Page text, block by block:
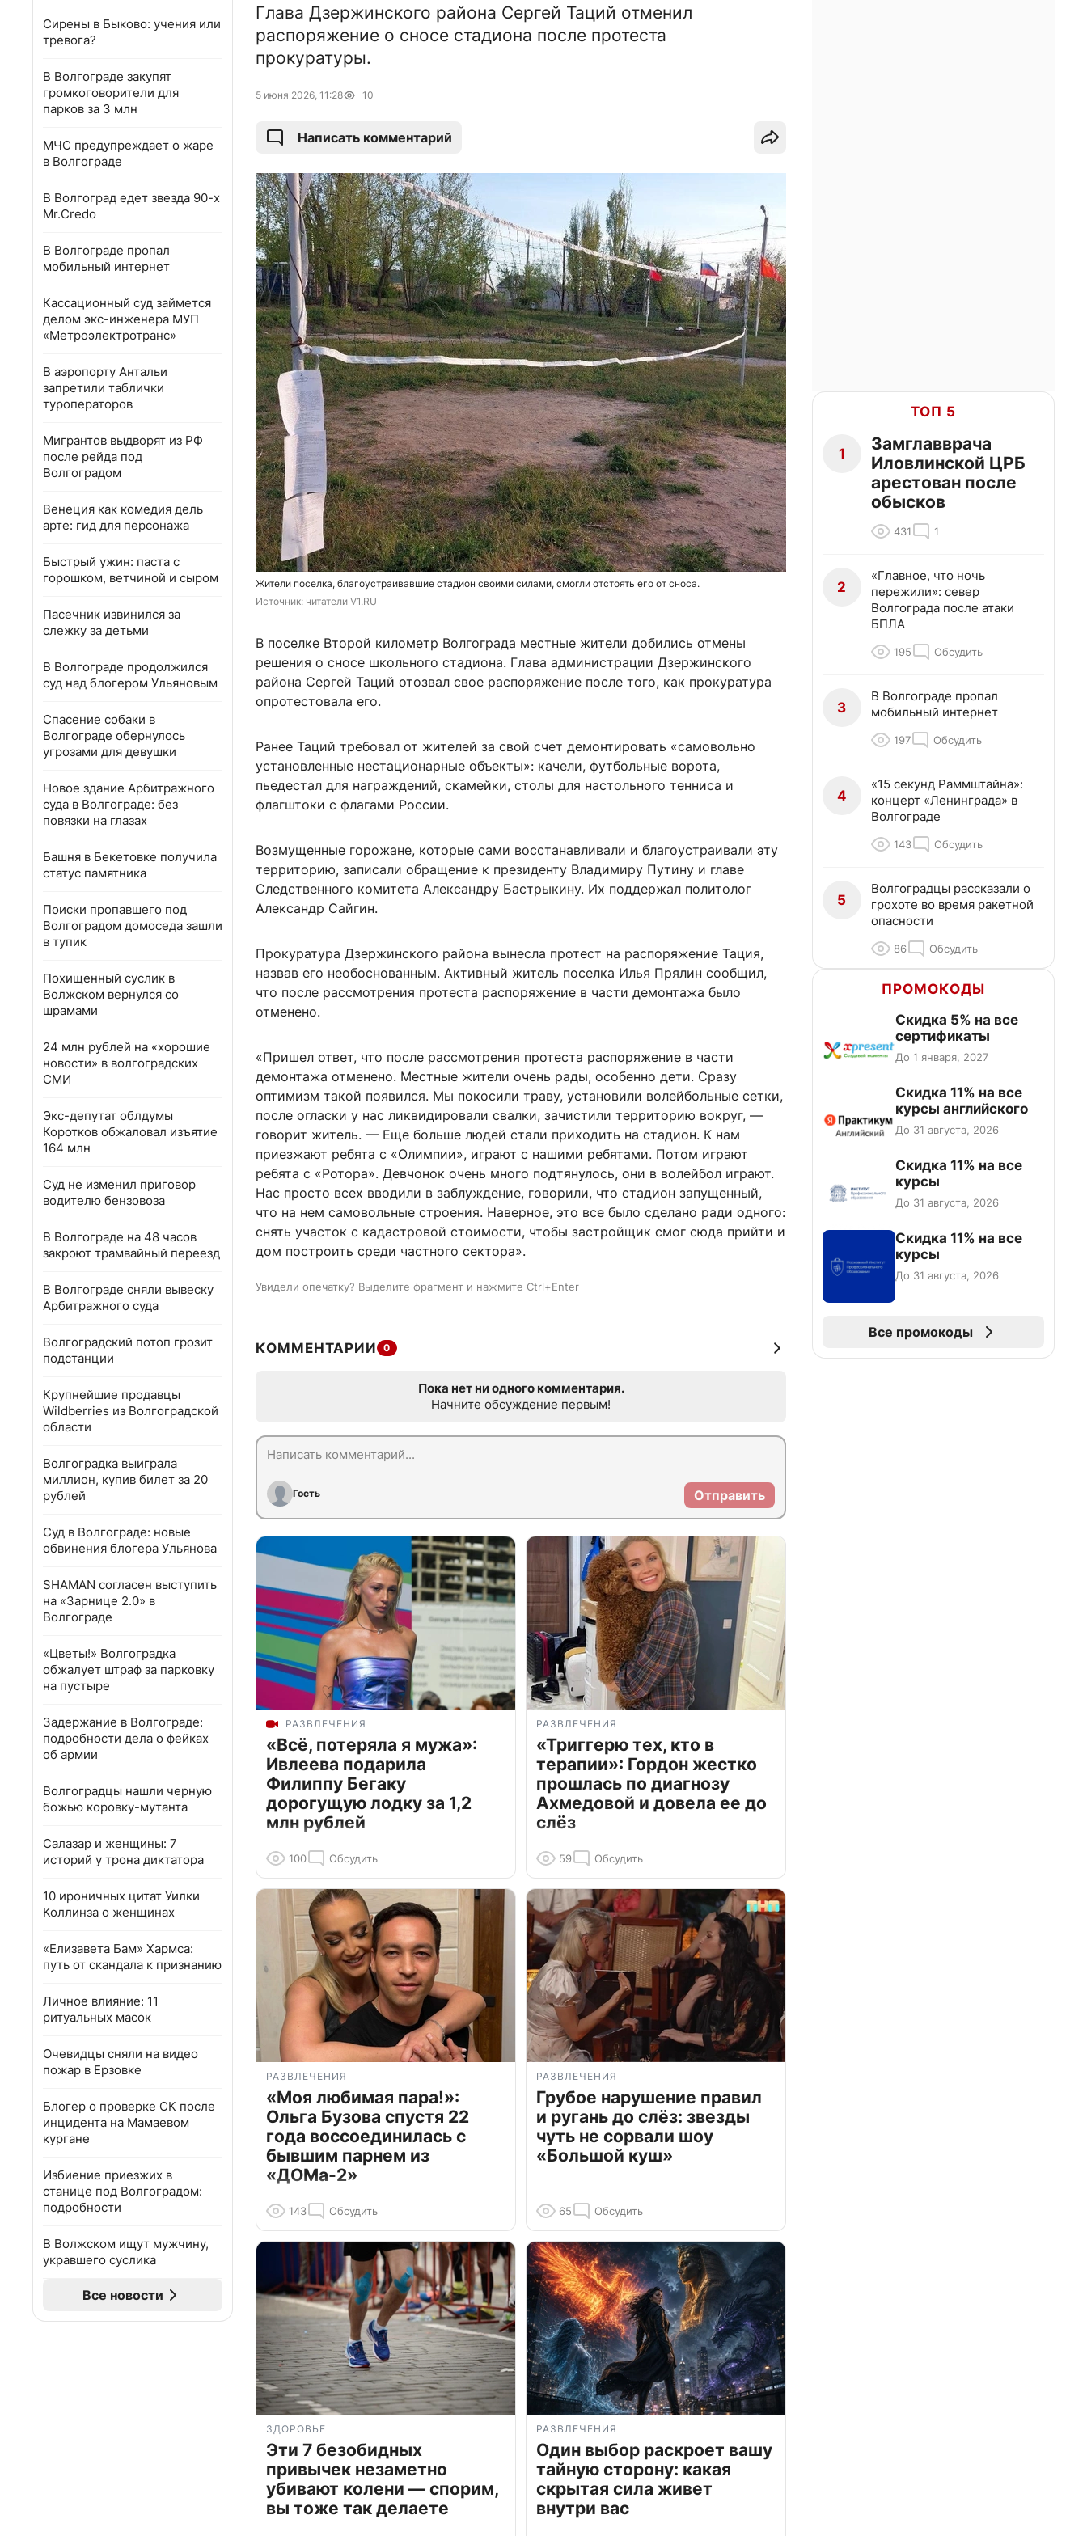
Сирены в Быково: учения или
тревога?
В Волгограде закупят
громкоговорители для
парков за 3 млн
МЧС предупреждает о жаре
в Волгограде
В Волгоград едет звезда 90-х
Mr.Credo
В Волгограде пропал
мобильный интернет
Кассационный суд займется
делом экс-инженера МУП
«Метроэлектротранс»
В аэропорту Антальи
запретили таблички
туроператоров
Мигрантов выдворят из РФ
после рейда под
Волгоградом
Венеция как комедия дель
арте: гид для персонажа
Быстрый ужин: паста с
горошком, ветчиной и сыром
Пасечник извинился за
слежку за детьми
В Волгограде продолжился
суд над блогером Ульяновым
Спасение собаки в
Волгограде обернулось
угрозами для девушки
Новое здание Арбитражного
суда в Волгограде: без
повязки на глазах
Башня в Бекетовке получила
статус памятника
Поиски пропавшего под
Волгоградом домоседа зашли
в тупик
Похищенный суслик в
Волжском вернулся со
шрамами
24 млн рублей на «хорошие
новости» в волгоградских
СМИ
Экс-депутат облдумы
Коротков обжаловал изъятие
164 млн
Суд не изменил приговор
водителю бензовоза
В Волгограде на 48 часов
закроют трамвайный переезд
В Волгограде сняли вывеску
Арбитражного суда
Волгоградский потоп грозит
подстанции
Крупнейшие продавцы
Wildberries из Волгоградской
области
Волгоградка выиграла
миллион, купив билет за 20
рублей
Суд в Волгограде: новые
обвинения блогера Ульянова
SHAMAN согласен выступить
на «Зарнице 2.0» в
Волгограде
«Цветы!» Волгоградка
обжалует штраф за парковку
на пустыре
Задержание в Волгограде:
подробности дела о фейках
об армии
Волгоградцы нашли черную
божью коровку-мутанта
Салазар и женщины: 7
историй у трона диктатора
10 ироничных цитат Уилки
Коллинза о женщинах
«Елизавета Бам» Хармса:
путь от скандала к признанию
Личное влияние: 11
ритуальных масок
Очевидцы сняли на видео
пожар в Ерзовке
Блогер о проверке СК после
инцидента на Мамаевом
кургане
Избиение приезжих в
станице под Волгоградом:
подробности
В Волжском ищут мужчину,
укравшего суслика
Все новости
Глава Дзержинского района Сергей Таций отменил
распоряжение о сносе стадиона после протеста
прокуратуры.
5 июня 2026, 11:28 10
Написать комментарий
Жители поселка, благоустраивавшие стадион своими силами, смогли отстоять его от сноса.
Источник: читатели V1.RU
В поселке Второй километр Волгограда местные жители добились отмены
решения о сносе школьного стадиона. Глава администрации Дзержинского
района Сергей Таций отозвал свое распоряжение после того, как прокуратура
опротестовала его.
Ранее Таций требовал от жителей за свой счет демонтировать «самовольно
установленные нестационарные объекты»: качели, футбольные ворота,
пьедестал для награждений, скамейки, столы для настольного тенниса и
флагштоки с флагами России.
Возмущенные горожане, которые сами восстанавливали и благоустраивали эту
территорию, записали обращение к президенту Владимиру Путину и главе
Следственного комитета Александру Бастрыкину. Их поддержал политолог
Александр Сайгин.
Прокуратура Дзержинского района вынесла протест на распоряжение Тация,
назвав его необоснованным. Активный житель поселка Илья Прялин сообщил,
что после рассмотрения протеста распоряжение в части демонтажа было
отменено.
«Пришел ответ, что после рассмотрения протеста распоряжение в части
демонтажа отменено. Местные жители очень рады, особенно дети. Сразу
оптимизм такой появился. Мы покосили траву, установили волейбольные сетки,
после огласки у нас ликвидировали свалки, зачистили территорию вокруг, —
говорит житель. — Еще больше людей стали приходить на стадион. К нам
приезжают ребята с «Олимпии», играют с нашими ребятами. Потом играют
ребята с «Ротора». Девчонок очень много подтянулось, они в волейбол играют.
Нас просто всех вводили в заблуждение, говорили, что стадион запущенный,
что на нем самовольные строения. Наверное, это все было сделано ради одного:
снять участок с кадастровой стоимости, чтобы застройщик смог сюда прийти и
дом построить среди частного сектора».
Увидели опечатку? Выделите фрагмент и нажмите Ctrl+Enter
КОММЕНТАРИИ 0
Пока нет ни одного комментария.
Начните обсуждение первым!
Гость Отправить
РАЗВЛЕЧЕНИЯ
«Всё, потеряла я мужа»:
Ивлеева подарила
Филиппу Бегаку
дорогущую лодку за 1,2
млн рублей
100 Обсудить
РАЗВЛЕЧЕНИЯ
«Триггерю тех, кто в
терапии»: Гордон жестко
прошлась по диагнозу
Ахмедовой и довела ее до
слёз
59 Обсудить
РАЗВЛЕЧЕНИЯ
«Моя любимая пара!»:
Ольга Бузова спустя 22
года воссоединилась с
бывшим парнем из
«ДОМа-2»
143 Обсудить
РАЗВЛЕЧЕНИЯ
Грубое нарушение правил
и ругань до слёз: звезды
чуть не сорвали шоу
«Большой куш»
65 Обсудить
ЗДОРОВЬЕ
Эти 7 безобидных
привычек незаметно
убивают колени — спорим,
вы тоже так делаете
РАЗВЛЕЧЕНИЯ
Один выбор раскроет вашу
тайную сторону: какая
скрытая сила живет
внутри вас
ТОП 5
1
Замглавврача
Иловлинской ЦРБ
арестован после
обысков
431 1
2
«Главное, что ночь
пережили»: север
Волгограда после атаки
БПЛА
195 Обсудить
3
В Волгограде пропал
мобильный интернет
197 Обсудить
4
«15 секунд Раммштайна»:
концерт «Ленинграда» в
Волгограде
143 Обсудить
5
Волгоградцы рассказали о
грохоте во время ракетной
опасности
86 Обсудить
ПРОМОКОДЫ
Скидка 5% на все
сертификаты
До 1 января, 2027
Скидка 11% на все
курсы английского
До 31 августа, 2026
Скидка 11% на все
курсы
До 31 августа, 2026
Скидка 11% на все
курсы
До 31 августа, 2026
Все промокоды